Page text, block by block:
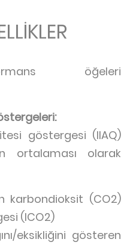
öğeleri
göstergesi (IIAQ)
ortalaması olarak
karbondioksit (CO2)
(ICO2)
eksikliğini gösteren